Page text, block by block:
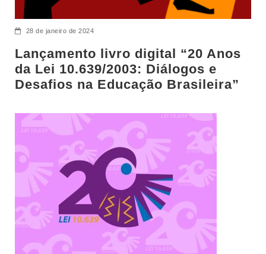
28 de janeiro de 2024
Lançamento livro digital “20 Anos
da Lei 10.639/2003: Diálogos e
Desafios na Educação Brasileira”